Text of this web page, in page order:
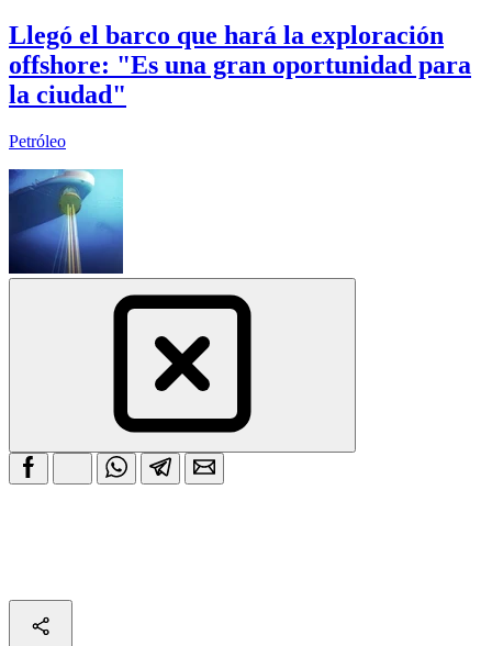
Llegó el barco que hará la exploración
offshore: "Es una gran oportunidad para
la ciudad"
Petróleo